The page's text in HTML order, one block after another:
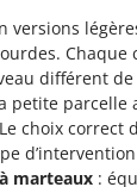
versions
Chaque
différent
petite parcelle
choix correct
marteaux :